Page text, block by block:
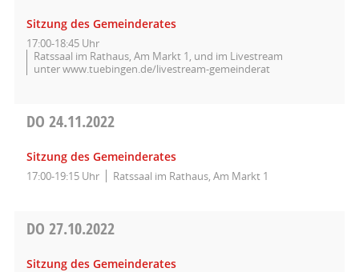
Sitzung des Gemeinderates
17:00-18:45 Uhr
Ratssaal im Rathaus, Am Markt 1, und im Livestream
unter www.tuebingen.de/livestream-gemeinderat
DO 24.11.2022
Sitzung des Gemeinderates
17:00-19:15 Uhr Ratssaal im Rathaus, Am Markt 1
DO 27.10.2022
Sitzung des Gemeinderates